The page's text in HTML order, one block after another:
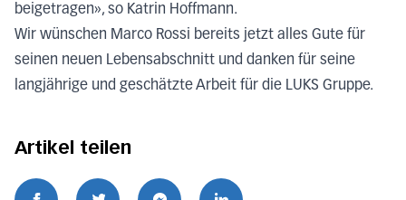
beigetragen», so Katrin Hoffmann.
Wir wünschen Marco Rossi bereits jetzt alles Gute für
seinen neuen Lebensabschnitt und danken für seine
langjährige und geschätzte Arbeit für die LUKS Gruppe.
Artikel teilen